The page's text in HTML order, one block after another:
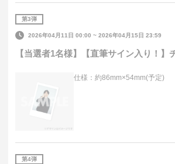
第3弾
2026年04月11日 00:00 ~2026年04月15日 23:59
【当選者1名様】【直筆サイン入り！】
仕様：約86mm×54mm(予定)
第4弾